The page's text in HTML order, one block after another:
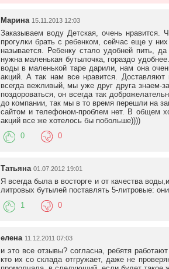
Марина 15.11.2013 12:03
Заказываем воду Детская, очень нравится.
прогулки брать с ребенком, сейчас еще у
называется. Ребенку стало удобней пить,
нужна маленькая бутылочка, гораздо
воды в маленькой таре дарили, нам она
акций. А так нам все нравится.
всегда вежливый, мы уже друг друга знаем-
поздороваться, он всегда так
до компании, так мы в то время перешли на
сайтом и телефоном-проблем нет. В общем
акций все же хотелось бы побольше))))
0 0
Татьяна 01.07.2012 19:01
Я всегда была в восторге и от качества
литровых бутылей поставлять 5-литровые:
1 0
елена 11.12.2011 07:03
и это все отзывы? согласна, ребятя
кто их со склада отгружает, даже не